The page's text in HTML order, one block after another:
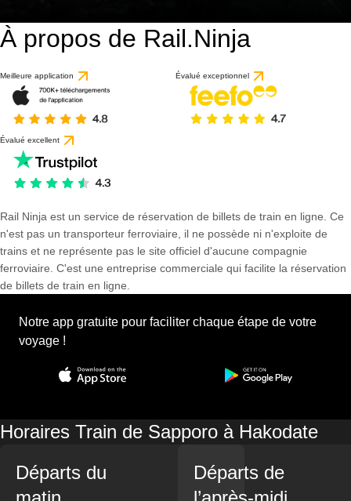
À propos de Rail.Ninja
Meilleure application Évalué exceptionnel
Évalué excellent
Rail Ninja est un service de réservation de billets de train en ligne. Ce
n'est pas un transporteur ferroviaire, il ne possède ni n'exploite de
trains et ne représente pas le site officiel d'aucune compagnie
ferroviaire. C'est une entreprise commerciale qui facilite la réservation
de billets de train en ligne.
Notre app gratuite pour faciliter chaque étape de votre
voyage !
Horaires Train de Sapporo à Hakodate
Départs du
Départs de